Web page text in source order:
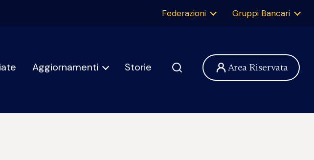
Aggiornamenti Storie Area Riservata
Federazioni Gruppi Bancari